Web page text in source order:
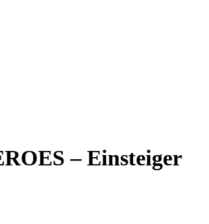
– Einsteiger